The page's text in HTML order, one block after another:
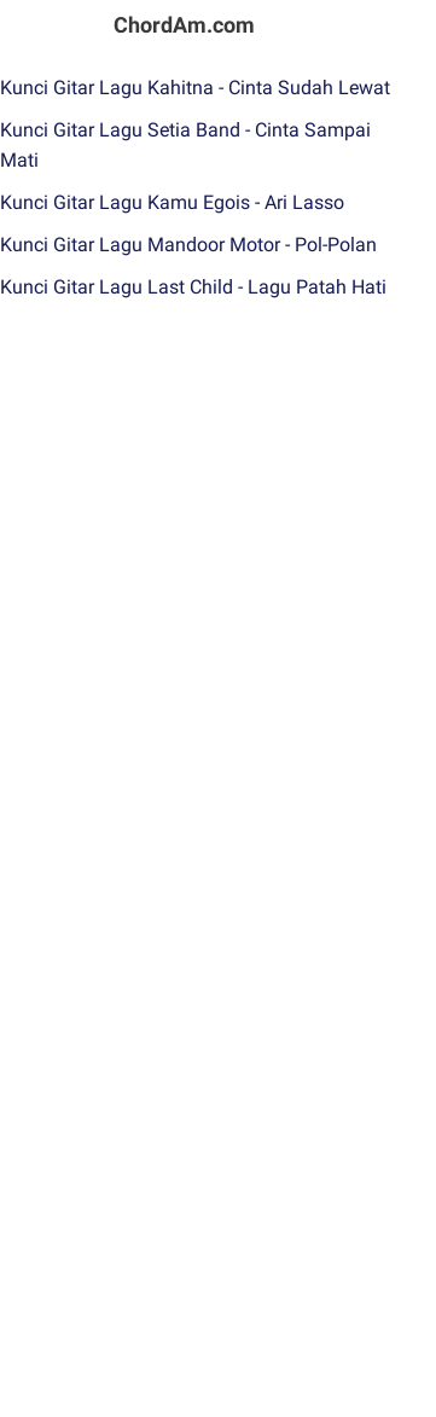
ChordAm.com
Kunci Gitar Lagu Kahitna - Cinta Sudah Lewat
Kunci Gitar Lagu Setia Band - Cinta Sampai
Mati
Kunci Gitar Lagu Kamu Egois - Ari Lasso
Kunci Gitar Lagu Mandoor Motor - Pol-Polan
Kunci Gitar Lagu Last Child - Lagu Patah Hati